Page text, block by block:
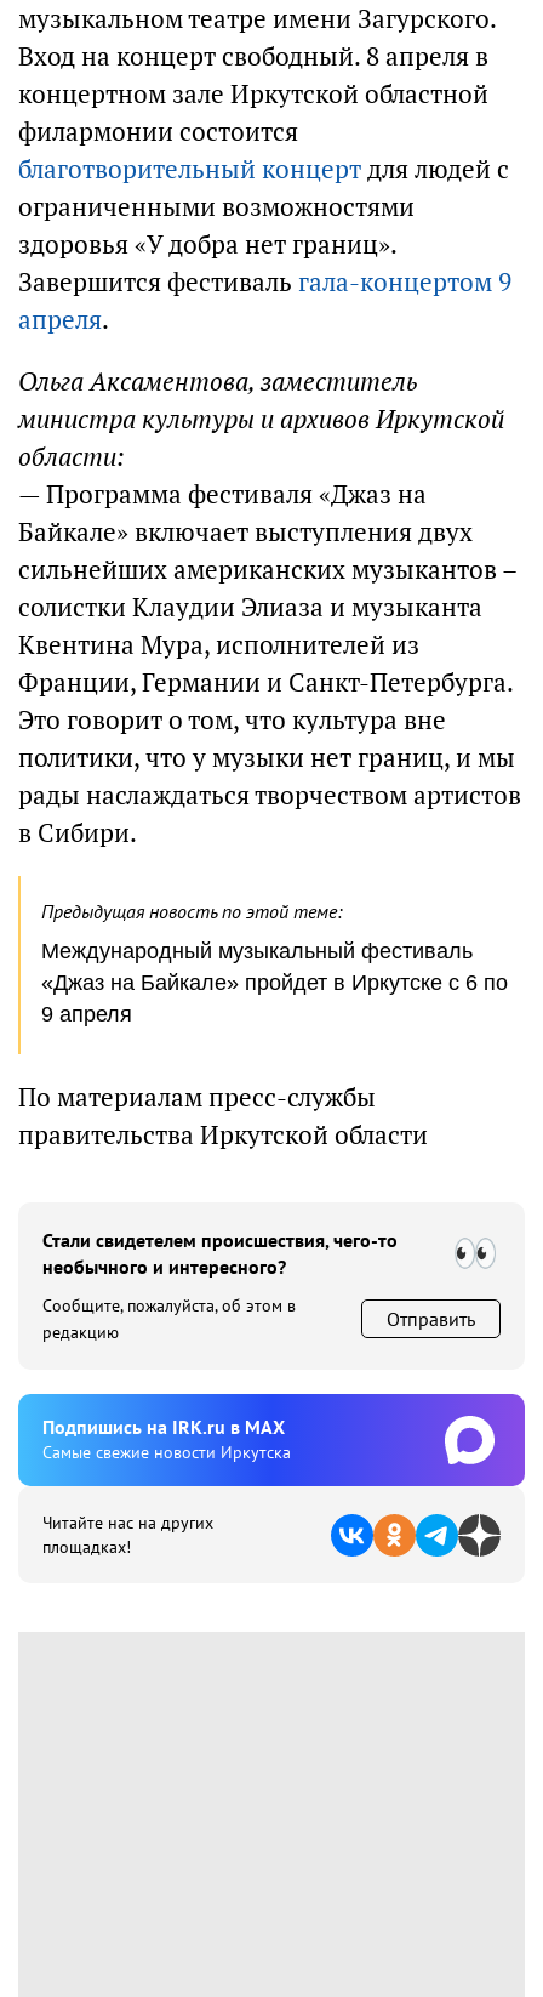
музыкальном театре имени Загурского.
Вход на концерт свободный. 8 апреля в
концертном зале Иркутской областной
филармонии состоится
благотворительный концертдля людей с
ограниченными возможностями
здоровья «У добра нет границ».
Завершится фестиваль гала-концертом 9
апреля.
Ольга Аксаментова, заместитель
министра культуры и архивов Иркутской
области:
— Программа фестиваля «Джаз на
Байкале» включает выступления двух
сильнейших американских музыкантов –
солистки Клаудии Элиаза и музыканта
Квентина Мура, исполнителей из
Франции, Германии и Санкт-Петербурга.
Это говорит о том, что культура вне
политики, что у музыки нет границ, и мы
рады наслаждаться творчеством артистов
в Сибири.
Предыдущая новость по этой теме:
Международный музыкальный фестиваль
«Джаз на Байкале» пройдет в Иркутске с 6 по
9 апреля
По материалам пресс-службы
правительства Иркутской области
Стали свидетелем происшествия, чего-то
необычного и интересного?
Сообщите, пожалуйста, об этом в
редакцию
Отправить
Подпишиcь на IRK.ru в MAX
Cамые свежие новости Иркутска
Читайте нас на других
площадках!